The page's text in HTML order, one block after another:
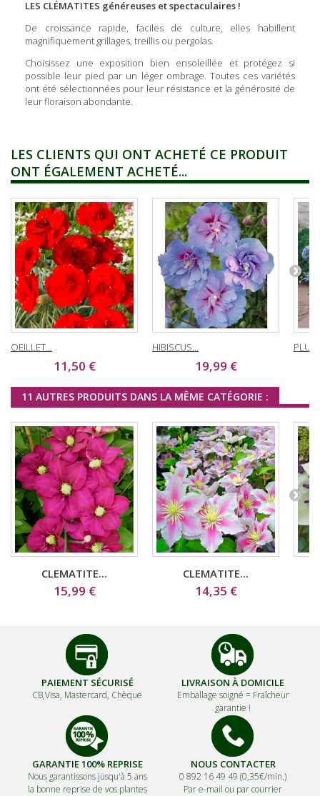
LES CLÉMATITES généreuses et spectaculaires !
De croissance rapide, faciles de culture, elles habillent
magnifiquement grillages, treillis ou pergolas.
Choisissez une exposition bien ensoleillée et protégez si
possible leur pied par un léger ombrage. Toutes ces variétés
ont été sélectionnées pour leur résistance et la générosité de
leur floraison abondante.
LES CLIENTS QUI ONT ACHETÉ CE PRODUIT
ONT ÉGALEMENT ACHETÉ...
OEILLET...
11,50 €
HIBISCUS...
19,99 €
11 AUTRES PRODUITS DANS LA MÊME CATÉGORIE :
CLEMATITE...
15,99 €
CLEMATITE...
14,35 €
PAIEMENT SÉCURISÉ
CB,Visa, Mastercard, Chèque
LIVRAISON À DOMICILE
Emballage soigné = Fraîcheur
garantie !
GARANTIE 100% REPRISE
Nous garantissons jusqu'à 5 ans
la bonne reprise de vos plantes
NOUS CONTACTER
0 892 16 49 49 (0,35€/min.)
Par e-mail ou par courrier